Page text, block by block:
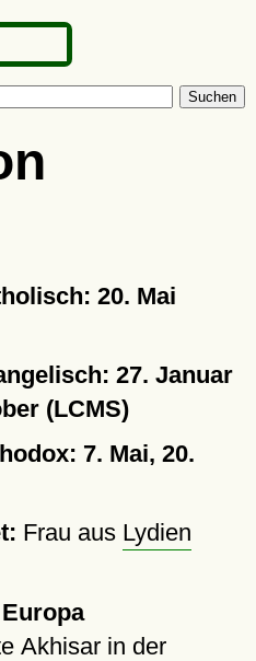
Suchen
20. Mai
27. Januar
(LCMS)
7. Mai, 20.
Frau aus Lydien
Akhisarin der